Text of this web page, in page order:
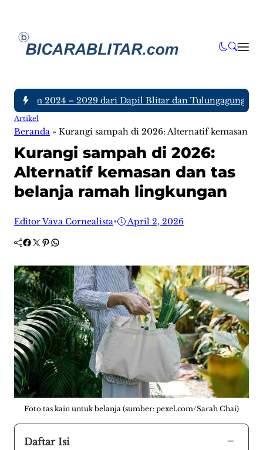
2024 – 2029 dari Dapil Blitar dan Tulungagung, Siapa
Artikel
Beranda » Kurangi sampah di 2026: Alternatif kemasan
Kurangi sampah di 2026:
Alternatif kemasan dan tas
belanja ramah lingkungan
Editor Vava Cornealista• April 2, 2026
Facebook Twitter Pinterest WhatsApp
Foto tas kain untuk belanja (sumber: pexel.com/Sarah Chai)
Daftar Isi −